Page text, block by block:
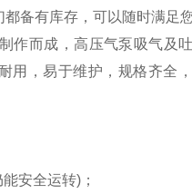
备有库存，可以随时满足您
作而成，高压气泵吸气及
，易于维护，规格齐全，
安全运转)；